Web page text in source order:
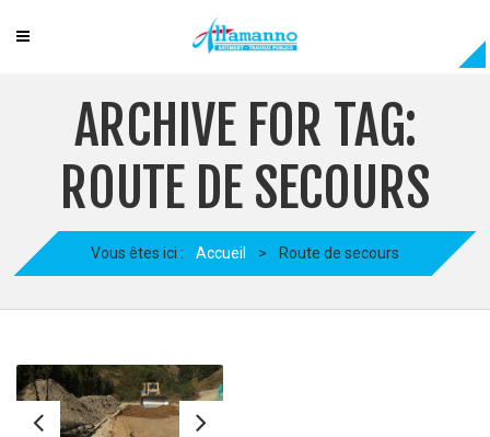
ARCHIVE FOR TAG:
ROUTE DE SECOURS
Vous êtes ici : Accueil > Route de secours